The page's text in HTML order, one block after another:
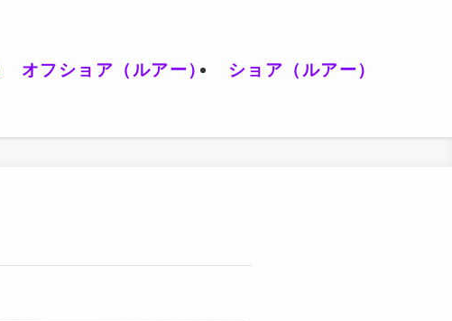
オフショア（ルアー） ショア（ルアー）